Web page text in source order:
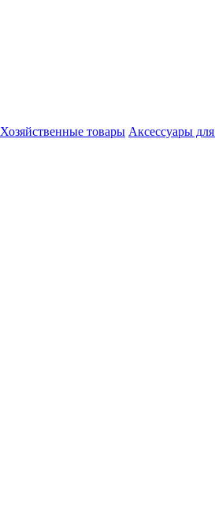
Хозяйственные товары Аксессуары